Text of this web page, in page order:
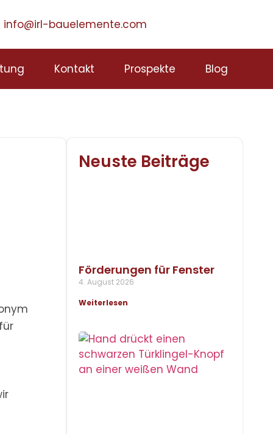
info@irl-bauelemente.com
Kontakt Prospekte Blog
Neuste Beiträge
Förderungen für Fenster
4. August 2026
Weiterlesen